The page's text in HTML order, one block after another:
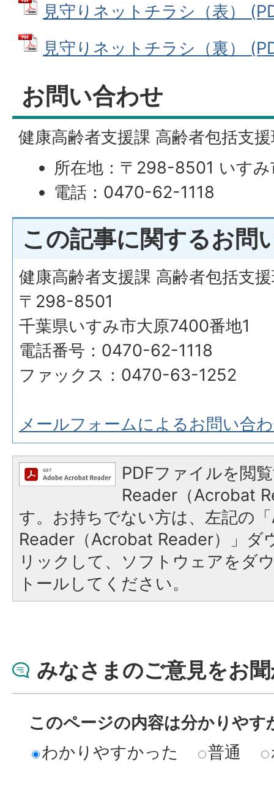
見守りネットチラシ（表）
見守りネットチラシ（裏）
お問い合わせ
健康高齢者支援課 高齢者包括支
所在地：〒298-8501 いす
電話：0470-62-1118
この記事に関するお問
健康高齢者支援課 高齢者包括支
〒298-8501
千葉県いすみ市大原7400番地1
電話番号：0470-62-1118
ファックス：0470-63-1252
メールフォームによるお問い合
PDFファイルを閲
Reader（Acrobat
す。お持ちでない方は、左記の
Reader（Acrobat Reader）」ダ
リックして、ソフトウェアをダ
トールしてください。
みなさまのご意見をお
このページの内容は分かりやす
わかりやすかった
普通